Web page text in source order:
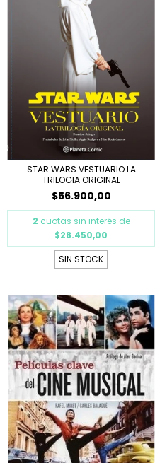
STAR WARS VESTUARIO LA
TRILOGIA ORIGINAL
$56.900,00
2 cuotas sin interés de
$28.450,00
SIN STOCK